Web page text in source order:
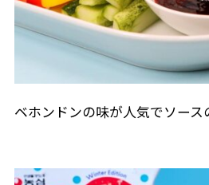
ベホンドンの味が人気でソー